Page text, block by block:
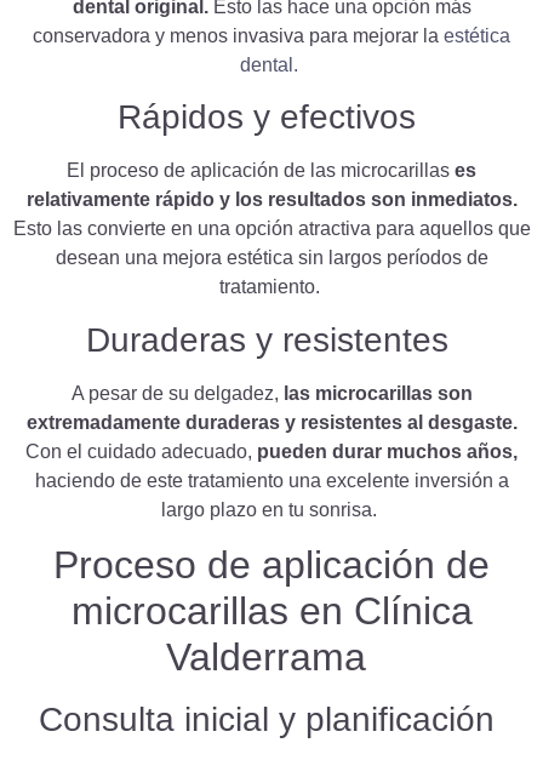
dental original.Esto las hace una opción más
conservadora y menos invasiva para mejorar la estética
dental.
Rápidos y efectivos
El proceso de aplicación de las microcarillas es
relativamente rápido y los resultados son inmediatos.
Esto las convierte en una opción atractiva para aquellos que
desean una mejora estética sin largos períodos de
tratamiento.
Duraderas y resistentes
A pesar de su delgadez, las microcarillas son
extremadamente duraderas y resistentes al desgaste.
Con el cuidado adecuado, pueden durar muchos años,
haciendo de este tratamiento una excelente inversión a
largo plazo en tu sonrisa.
Proceso de aplicación de
microcarillas en Clínica
Valderrama
Consulta inicial y planificación